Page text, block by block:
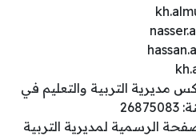
مديرية التربية والتعليم في
الرسمية لمديرية التربية